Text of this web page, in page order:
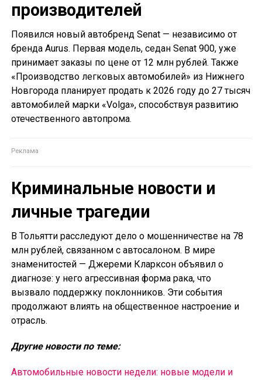
производителей
Появился новый автобренд Senat — независимо от
бренда Aurus. Первая модель, седан Senat 900, уже
принимает заказы по цене от 12 млн рублей. Также
«Производство легковых автомобилей» из Нижнего
Новгорода планирует продать к 2026 году до 27 тысяч
автомобилей марки «Volga», способствуя развитию
отечественного автопрома.
Криминальные новости и
личные трагедии
В Тольятти расследуют дело о мошенничестве на 78
млн рублей, связанном с автосалоном. В мире
знаменитостей — Джереми Кларксон объявил о
диагнозе: у него агрессивная форма рака, что
вызвало поддержку поклонников. Эти события
продолжают влиять на общественное настроение и
отрасль.
Другие новости по теме:
Автомобильные новости недели: новые модели и